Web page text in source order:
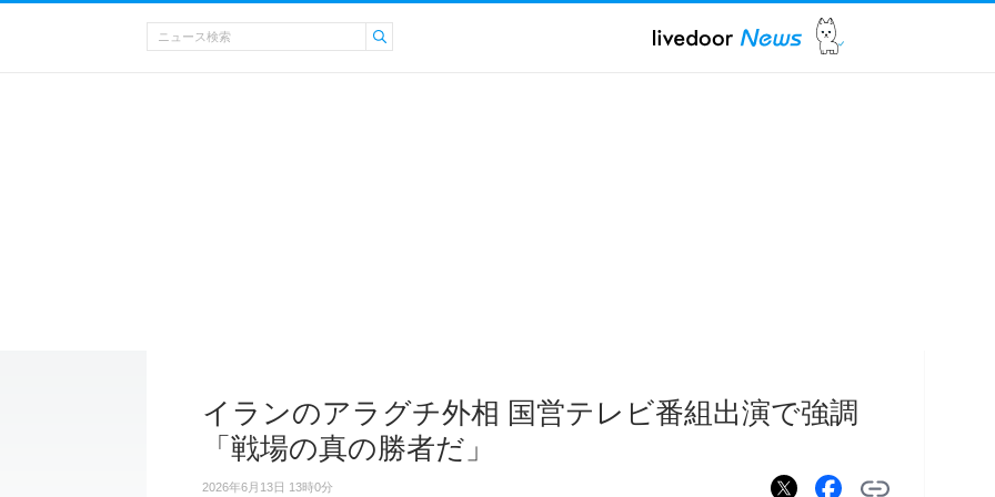
イランのアラグチ外相 国営テレビ番組出演で強調
「戦場の真の勝者だ」
2026年6月13日 13時0分